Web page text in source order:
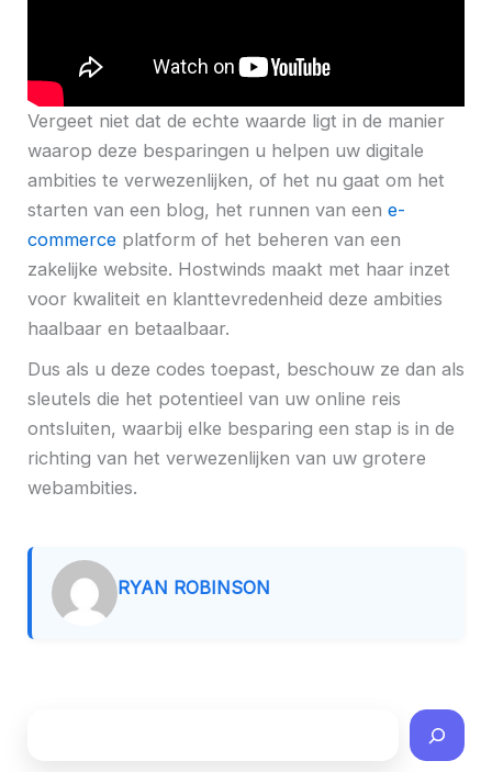
Vergeet niet dat de echte waarde ligt in de manier
waarop deze besparingen u helpen uw digitale
ambities te verwezenlijken, of het nu gaat om het
starten van een blog, het runnen van een e-
commerce platform of het beheren van een
zakelijke website. Hostwinds maakt met haar inzet
voor kwaliteit en klanttevredenheid deze ambities
haalbaar en betaalbaar.
Dus als u deze codes toepast, beschouw ze dan als
sleutels die het potentieel van uw online reis
ontsluiten, waarbij elke besparing een stap is in de
richting van het verwezenlijken van uw grotere
webambities.
RYAN ROBINSON